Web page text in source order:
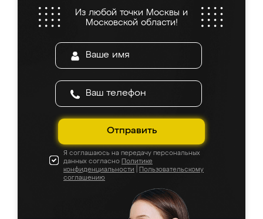
Из любой точки Москвы и
Московской области!
Отправить
Я соглашаюсь на передачу персональных
данных согласно Политике
конфиденциальности
Пользовательскому
соглашению